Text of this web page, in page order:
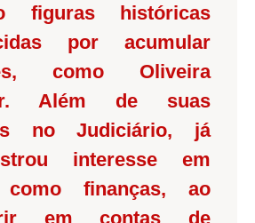
figuras históricas
por acumular
como Oliveira
Além de suas
no Judiciário, já
interesse em
como finanças, ao
em contas de